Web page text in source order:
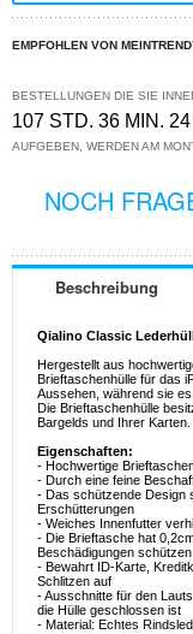
EMPFOHLEN VON
BESTELLUNGEN DIE SIE
107 STD. 36 MIN.
AUFGEBEN, WERDEN AM
NOCH
Beschreibung
Qialino Classic
Hergestellt aus
Brieftaschenhülle für das
Aussehen, während sie
Die Brieftaschenhülle
Bargelds und Ihrer Karten.
Eigenschaften:
- Hochwertige
- Durch eine feine
- Das schützende Design
Erschütterungen
- Weiches Innenfutter
- Die Brieftasche hat
Beschädigungen schützen
- Bewahrt ID-Karte,
Schlitzen auf
- Ausschnitte für den
die Hülle geschlossen ist
- Material: Echtes